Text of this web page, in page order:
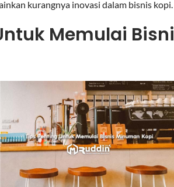
kurangnya inovasi dalam bisnis kopi.
Memulai